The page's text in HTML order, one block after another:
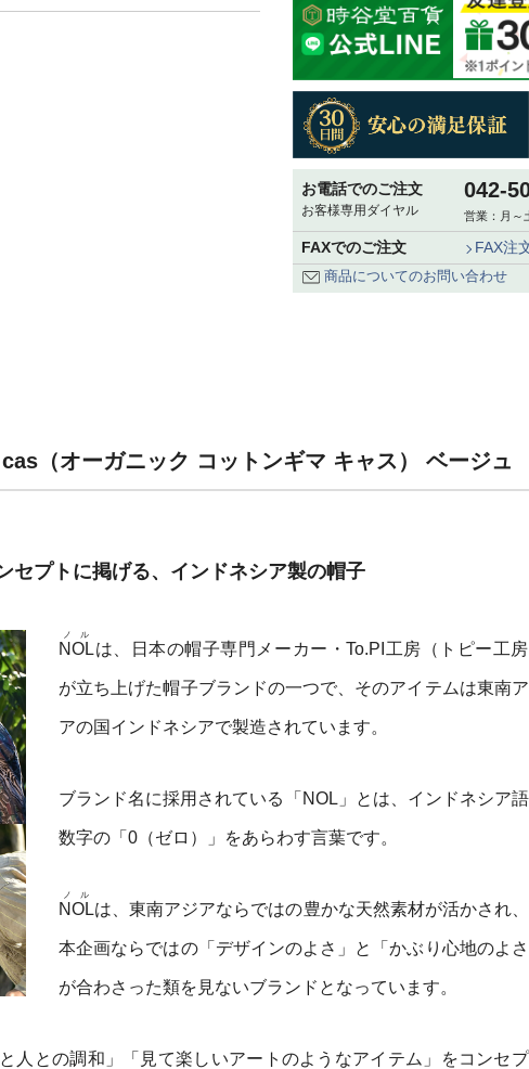
お電話でのご注文
お客様専用ダイヤル
042-
営業：月
FAXでのご注文 FAX注
商品についてのお問い合わせ
（オーガニック コットンギマ キャス） ベージュ
セプトに掲げる、インドネシア製の帽子
NOL
ノル
は、日本の帽子専門メーカー・To.PI工房（トピー工房
が立ち上げた帽子ブランドの一つで、そのアイテムは東南
アの国インドネシアで製造されています。
ブランド名に採用されている「NOL」とは、インドネシア
数字の「0（ゼロ）」をあらわす言葉です。
NOL
ノル
は、東南アジアならではの豊かな天然素材が活かされ、
本企画ならではの「デザインのよさ」と「かぶり心地のよさ
が合わさった類を見ないブランドとなっています。
人との調和」「見て楽しいアートのようなアイテム」をコンセプ